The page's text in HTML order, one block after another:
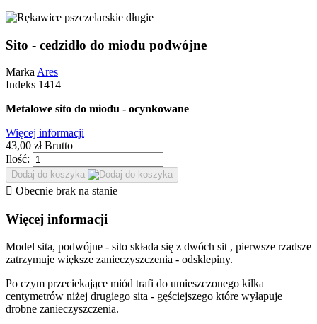
Sito - cedzidło do miodu podwójne
MarkaAres
Indeks 1414
Metalowe sito do miodu - ocynkowane
Więcej informacji
43,00 zł Brutto
Ilość:
Dodaj do koszyka
 Obecnie brak na stanie
Więcej informacji
Model sita, podwójne - sito składa się z dwóch sit , pierwsze rzadsze
zatrzymuje większe zanieczyszczenia - odsklepiny.
Po czym przeciekające miód trafi do umieszczonego kilka
centymetrów niżej drugiego sita - gęściejszego które wyłapuje
drobne zanieczyszczenia.